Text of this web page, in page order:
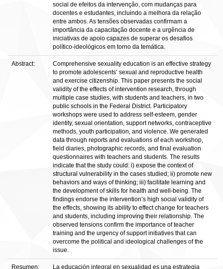
social de efeitos da intervenção, com mudanças para
docentes e estudantes, incluindo a melhora da relação
entre ambos. As tensões observadas confirmam a
importância da capacitação docente e a urgência de
iniciativas de apoio capazes de superar os desafios
político-ideológicos em torno da temática.
Abstract:
Comprehensive sexuality education is an effective strategy
to promote adolescents’ sexual and reproductive health
and exercise citizenship. This paper presents the social
validity of the effects of intervention research, through
multiple case studies, with students and teachers, in two
public schools in the Federal District. Participatory
workshops were used to address self-esteem, gender
identity, sexual orientation, support networks, contraceptive
methods, youth participation, and violence. We generated
data through reports and evaluations of each workshop,
field diaries, photographic records, and final evaluation
questionnaires with teachers and students. The results
indicate that the study could: i) expose the context of
structural vulnerability in the cases studied; ii) promote new
behaviors and ways of thinking; iii) facilitate learning and
the development of skills for health and well-being. The
findings endorse the intervention’s high social validity of
the effects, showing its ability to effect change for teachers
and students, including improving their relationship. The
observed tensions confirm the importance of teacher
training and the urgency of support initiatives that can
overcome the political and ideological challenges of the
issue.
Resumen: La educación integral en sexualidad es una estrategia